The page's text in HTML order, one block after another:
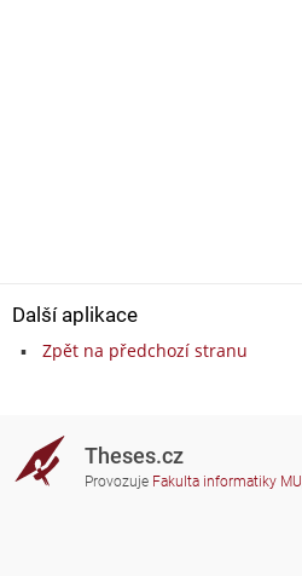
Další aplikace
Zpět na předchozí stranu
Theses.cz
Provozuje Fakulta informatiky MU